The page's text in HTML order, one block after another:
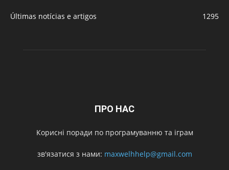
Últimas notícias e artigos 1295
ПРО НАС
Корисні поради по програмуванню та іграм
зв'язатися з нами: maxwelhhelp@gmail.com